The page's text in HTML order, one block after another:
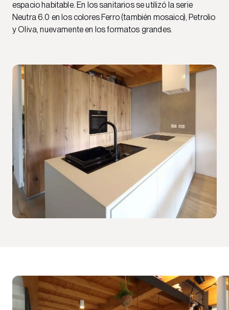
espacio habitable. En los sanitarios se utilizó la serie
Neutra 6.0 en los colores Ferro (también mosaico), Petrolio
y Oliva, nuevamente en los formatos grandes.